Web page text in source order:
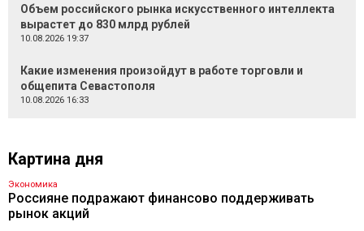
Объем российского рынка искусственного интеллекта
вырастет до 830 млрд рублей
10.08.2026 19:37
Какие изменения произойдут в работе торговли и
общепита Севастополя
10.08.2026 16:33
Картина дня
Экономика
Россияне подражают финансово поддерживать
рынок акций